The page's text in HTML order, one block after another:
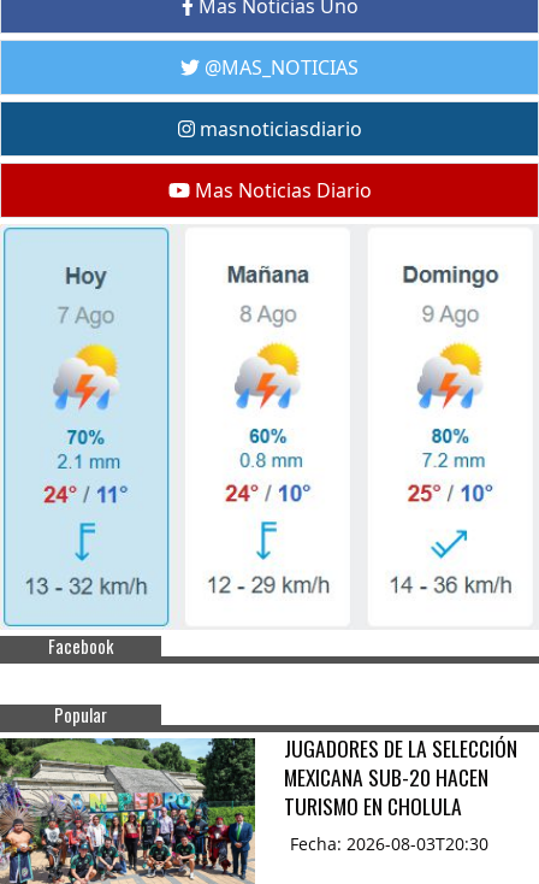
Mas Noticias Uno
@MAS_NOTICIAS
masnoticiasdiario
Mas Noticias Diario
Facebook
Popular
JUGADORES DE LA SELECCIÓN
MEXICANA SUB-20 HACEN
TURISMO EN CHOLULA
Fecha: 2026-08-03T20:30